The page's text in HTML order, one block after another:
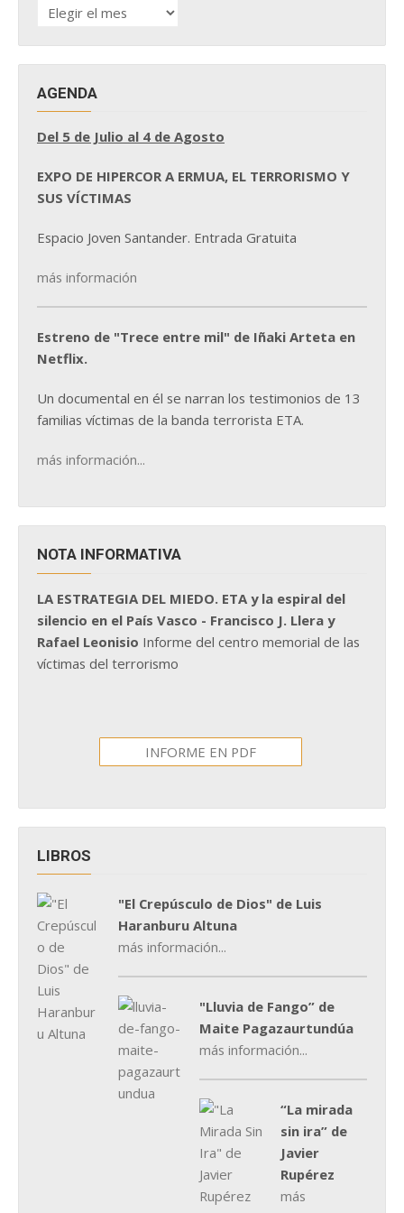
HISTÓRICO
DE
AGENDA
Del 5 de Julio al 4 de Agosto
EXPO DE HIPERCOR A ERMUA, EL TERRORISMO Y
SUS VÍCTIMAS
Espacio Joven Santander. Entrada Gratuita
más información
Estreno de "Trece entre mil" de Iñaki Arteta en
Netflix.
Un documental en él se narran los testimonios de 13
familias víctimas de la banda terrorista ETA.
más información...
NOTA INFORMATIVA
LA ESTRATEGIA DEL MIEDO. ETA y la espiral del
silencio en el País Vasco - Francisco J. Llera y
Rafael Leonisio Informe del centro memorial de las
víctimas del terrorismo
INFORME EN PDF
LIBROS
"El Crepúsculo de Dios" de Luis
Haranburu Altuna
más información...
"Lluvia de Fango” de
Maite Pagazaurtundúa
más información...
“La mirada
sin ira” de
Javier
Rupérez
más